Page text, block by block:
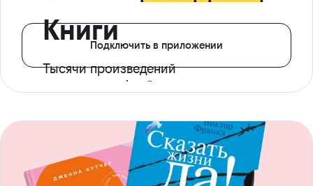
Книги
Тысячи произведений
с доступом офлайн
Подключить в приложении